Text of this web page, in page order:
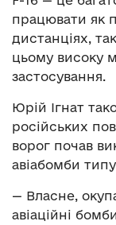
працювати як
дистанціях,
цьому високу
застосування.
Юрій Ігнат
російських
ворог почав
авіабомби
— Власне,
авіаційні